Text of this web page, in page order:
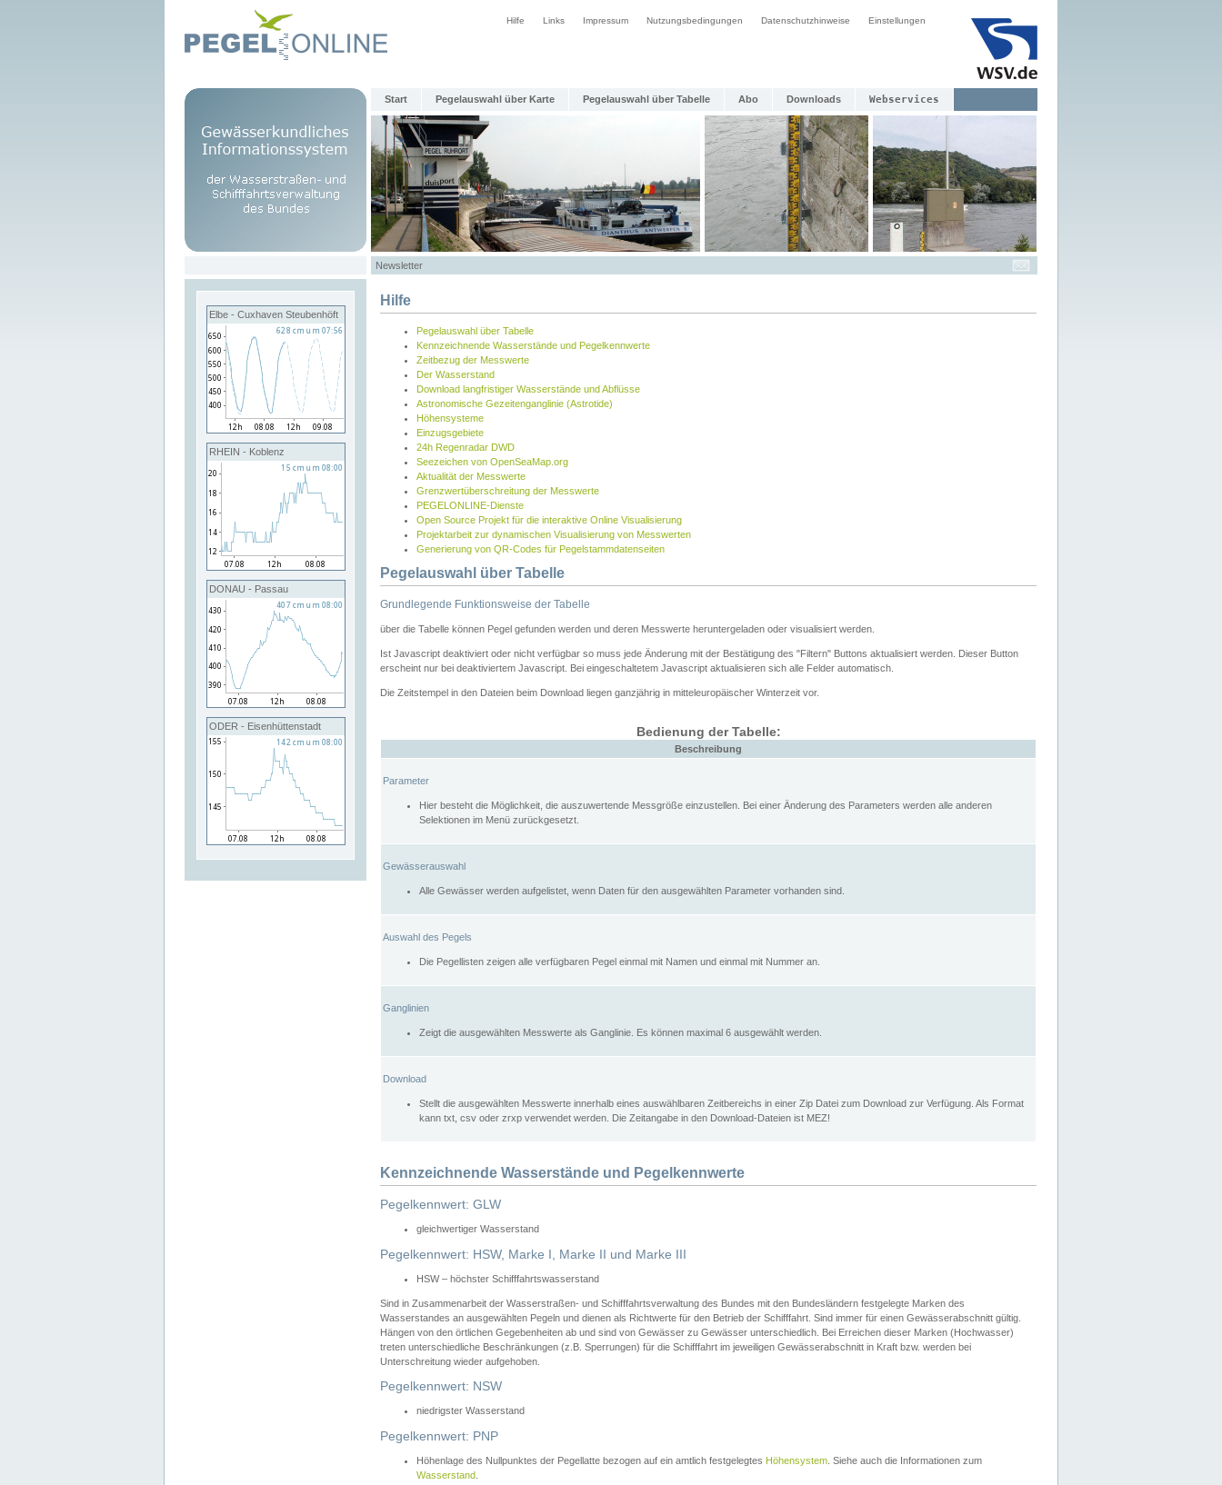
Hilfe Links Impressum Nutzungsbedingungen Datenschutzhinweise Einstellungen
Start Pegelauswahl über Karte Pegelauswahl über Tabelle Abo Downloads Webservices
Newsletter
Elbe - Cuxhaven Steubenhöft
RHEIN - Koblenz
DONAU - Passau
ODER - Eisenhüttenstadt
Hilfe
Pegelauswahl über Tabelle
Kennzeichnende Wasserstände und Pegelkennwerte
Zeitbezug der Messwerte
Der Wasserstand
Download langfristiger Wasserstände und Abflüsse
Astronomische Gezeitenganglinie (Astrotide)
Höhensysteme
Einzugsgebiete
24h Regenradar DWD
Seezeichen von OpenSeaMap.org
Aktualität der Messwerte
Grenzwertüberschreitung der Messwerte
PEGELONLINE-Dienste
Open Source Projekt für die interaktive Online Visualisierung
Projektarbeit zur dynamischen Visualisierung von Messwerten
Generierung von QR-Codes für Pegelstammdatenseiten
Pegelauswahl über Tabelle
Grundlegende Funktionsweise der Tabelle
über die Tabelle können Pegel gefunden werden und deren Messwerte heruntergeladen oder visualisiert werden.
Ist Javascript deaktiviert oder nicht verfügbar so muss jede Änderung mit der Bestätigung des "Filtern" Buttons aktualisiert werden. Dieser Button
erscheint nur bei deaktiviertem Javascript. Bei eingeschaltetem Javascript aktualisieren sich alle Felder automatisch.
Die Zeitstempel in den Dateien beim Download liegen ganzjährig in mitteleuropäischer Winterzeit vor.
Bedienung der Tabelle:
Beschreibung
Parameter
Hier besteht die Möglichkeit, die auszuwertende Messgröße einzustellen. Bei einer Änderung des Parameters werden alle anderen
Selektionen im Menü zurückgesetzt.
Gewässerauswahl
Alle Gewässer werden aufgelistet, wenn Daten für den ausgewählten Parameter vorhanden sind.
Auswahl des Pegels
Die Pegellisten zeigen alle verfügbaren Pegel einmal mit Namen und einmal mit Nummer an.
Ganglinien
Zeigt die ausgewählten Messwerte als Ganglinie. Es können maximal 6 ausgewählt werden.
Download
Stellt die ausgewählten Messwerte innerhalb eines auswählbaren Zeitbereichs in einer Zip Datei zum Download zur Verfügung. Als Format
kann txt, csv oder zrxp verwendet werden. Die Zeitangabe in den Download-Dateien ist MEZ!
Kennzeichnende Wasserstände und Pegelkennwerte
Pegelkennwert: GLW
gleichwertiger Wasserstand
Pegelkennwert: HSW, Marke I, Marke II und Marke III
HSW – höchster Schifffahrtswasserstand
Sind in Zusammenarbeit der Wasserstraßen- und Schifffahrtsverwaltung des Bundes mit den Bundesländern festgelegte Marken des
Wasserstandes an ausgewählten Pegeln und dienen als Richtwerte für den Betrieb der Schifffahrt. Sind immer für einen Gewässerabschnitt gültig.
Hängen von den örtlichen Gegebenheiten ab und sind von Gewässer zu Gewässer unterschiedlich. Bei Erreichen dieser Marken (Hochwasser)
treten unterschiedliche Beschränkungen (z.B. Sperrungen) für die Schifffahrt im jeweiligen Gewässerabschnitt in Kraft bzw. werden bei
Unterschreitung wieder aufgehoben.
Pegelkennwert: NSW
niedrigster Wasserstand
Pegelkennwert: PNP
Höhenlage des Nullpunktes der Pegellatte bezogen auf ein amtlich festgelegtes Höhensystem . Siehe auch die Informationen zum
Wasserstand